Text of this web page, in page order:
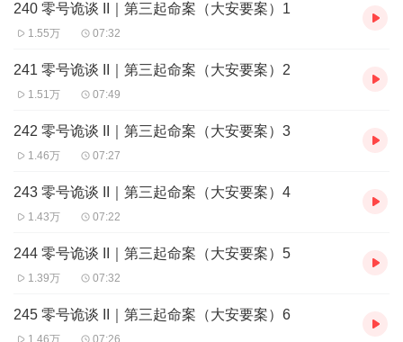
240 零号诡谈 II｜第三起命案（大安要案）1
1.55万 07:32
241 零号诡谈 II｜第三起命案（大安要案）2
1.51万 07:49
242 零号诡谈 II｜第三起命案（大安要案）3
1.46万 07:27
243 零号诡谈 II｜第三起命案（大安要案）4
1.43万 07:22
244 零号诡谈 II｜第三起命案（大安要案）5
1.39万 07:32
245 零号诡谈 II｜第三起命案（大安要案）6
1.46万 07:26